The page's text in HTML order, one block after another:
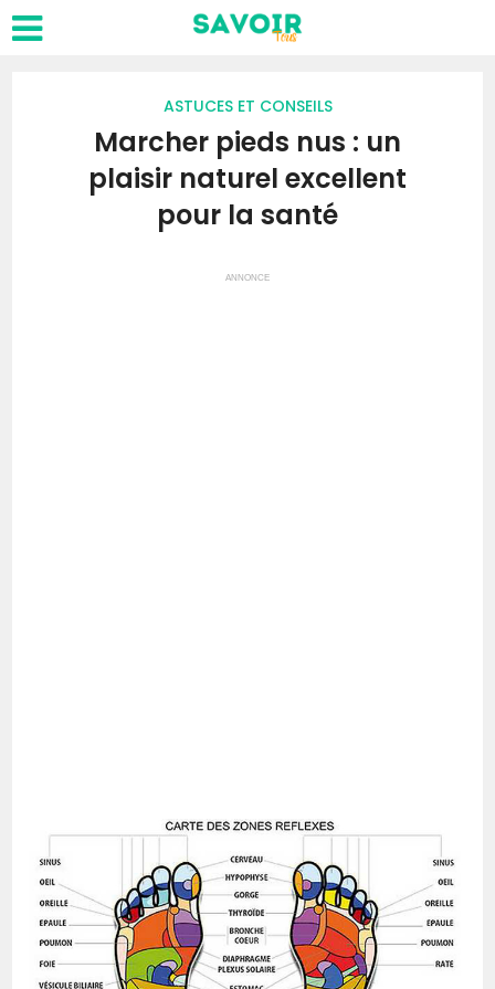
ASTUCES ET CONSEILS
Marcher pieds nus : un
plaisir naturel excellent
pour la santé
ANNONCE